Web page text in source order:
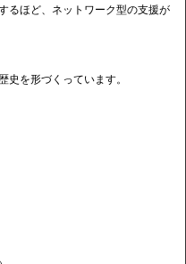
るほど、ネットワーク型の支援が
史を形づくっています。